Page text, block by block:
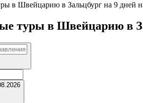
туры в Швейцарию в